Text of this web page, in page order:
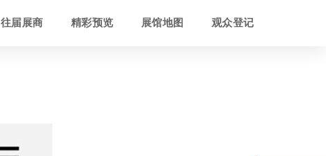
往届展商 精彩预览 展馆地图 观众登记